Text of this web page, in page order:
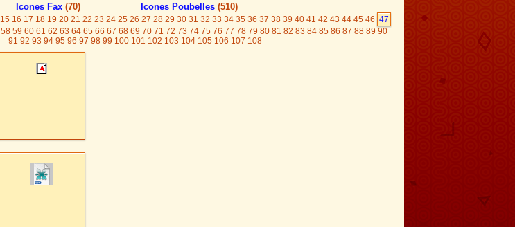
Icones Fax (70)
Icones Poubelles (510)
15 16 17 18 19 20 21 22 23 24 25 26 27 28 29 30 31 32 33 34 35 36 37 38 39 40 41 42 43 44 45 46 47
58 59 60 61 62 63 64 65 66 67 68 69 70 71 72 73 74 75 76 77 78 79 80 81 82 83 84 85 86 87 88 89 90
91 92 93 94 95 96 97 98 99 100 101 102 103 104 105 106 107 108